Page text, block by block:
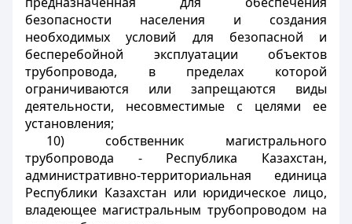
безопасности населения и создания
необходимых условий для безопасной и
бесперебойной эксплуатации объектов
трубопровода, в пределах которой
ограничиваются или запрещаются виды
деятельности, несовместимые с целями ее
установления;
10) собственник магистрального
трубопровода - Республика Казахстан,
административно-территориальная единица
Республики Казахстан или юридическое лицо,
владеющее магистральным трубопроводом на